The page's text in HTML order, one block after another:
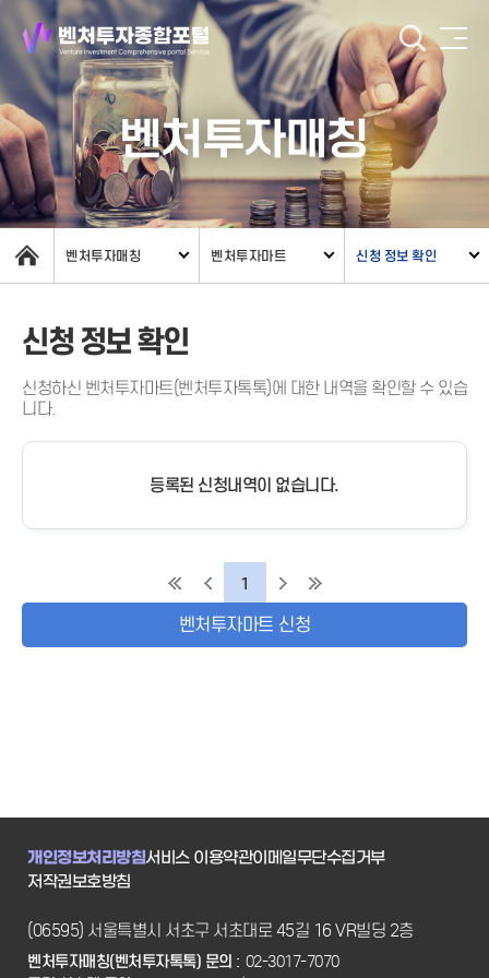
벤처투자매칭
벤처투자매칭 벤처투자마트 신청 정보 확인
신청 정보 확인
신청하신 벤처투자마트(벤처투자톡톡)에 대한 내역을 확인할 수 있습
니다.
등록된 신청내역이 없습니다.
1
벤처투자마트 신청
개인정보처리방침서비스 이용약관이메일무단수집거부
저작권보호방침
(06595) 서울특별시 서초구 서초대로 45길 16 VR빌딩 2층
벤처투자매칭(벤처투자톡톡) 문의 : 02-3017-7070